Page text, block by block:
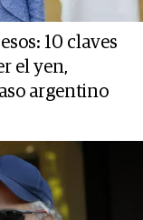
10 claves
el yen,
argentino